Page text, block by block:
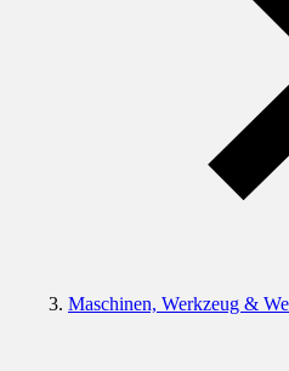
Maschinen, Werkzeug &